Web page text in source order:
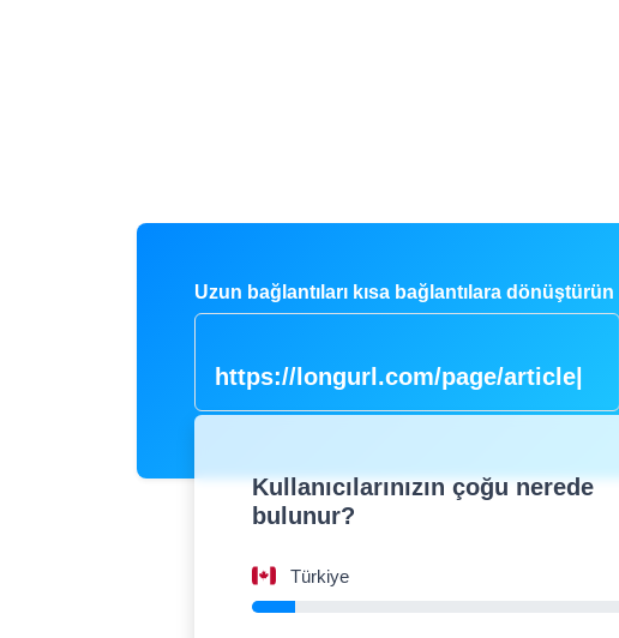
https://longurl.com/page/article-
name|
Kullanıcılarınızın çoğu nerede
bulunur?